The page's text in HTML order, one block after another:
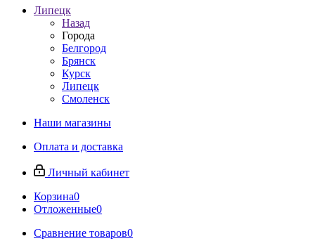
Липецк
Назад
Города
Белгород
Брянск
Курск
Липецк
Смоленск
Наши магазины
Оплата и доставка
Личный кабинет
Корзина0
Отложенные0
Сравнение товаров0